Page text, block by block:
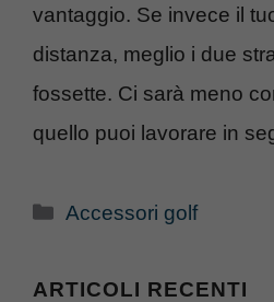
vantaggio. Se invece il
distanza, meglio i due
fossette. Ci sarà meno
quello puoi lavorare in
Categorie
Accessori golf
ARTICOLI RECENTI